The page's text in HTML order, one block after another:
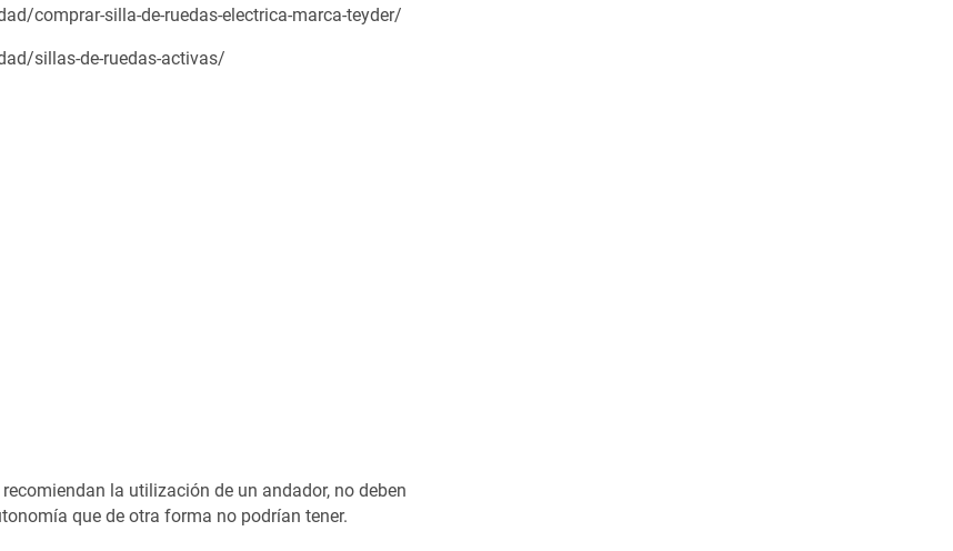
comprar-silla-de-ruedas-electrica-marca-teyder/
sillas-de-ruedas-activas/
la utilización de un andador, no deben
que de otra forma no podrían tener.